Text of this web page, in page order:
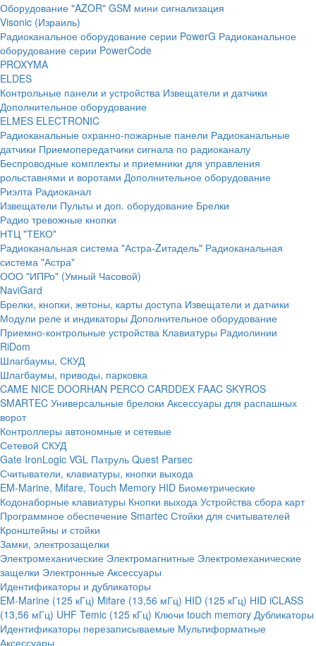
Оборудование "AZOR" GSM мини сигнализация
Visonic (Израиль)
Радиоканальное оборудование серии PowerG Радиоканальное
оборудование серии PowerCode
PROXYMA
ELDES
Контрольные панели и устройства Извещатели и датчики
Дополнительное оборудование
ELMES ELECTRONIC
Радиоканальные охранно-пожарные панели Радиоканальные
датчики Приемопередатчики сигнала по радиоканалу
Беспроводные комплекты и приемники для управления
рольставнями и воротами Дополнительное оборудование
Риэлта Радиоканал
Извещатели Пульты и доп. оборудование Брелки
Радио тревожные кнопки
НТЦ "ТЕКО"
Радиоканальная система "Астра-Zитадель" Радиоканальная
система "Астра"
ООО "ИПРо" (Умный Часовой)
NaviGard
Брелки, кнопки, жетоны, карты доступа Извещатели и датчики
Модули реле и индикаторы Дополнительное оборудование
Приемно-контрольные устройства Клавиатуры Радиолинии
RiDom
Шлагбаумы, СКУД
Шлагбаумы, приводы, парковка
CAME NICE DOORHAN PERCO CARDDEX FAAC SKYROS
SMARTEC Универсальные брелоки Аксессуары для распашных
ворот
Контроллеры автономные и сетевые
Сетевой СКУД
Gate IronLogic VGL Патруль Quest Parsec
Считыватели, клавиатуры, кнопки выхода
EM-Marine, Mifare, Touch Memory HID Биометрические
Кодонаборные клавиатуры Кнопки выхода Устройства сбора карт
Программное обеспечение Smartec Стойки для считывателей
Кронштейны и стойки
Замки, электрозащелки
Электромеханические Электромагнитные Электромеханические
защелки Электронные Аксессуары
Идентификаторы и дубликаторы
EM-Marine (125 кГц) Mifare (13,56 мГц) HID (125 кГц) HID iCLASS
(13,56 мГц) UHF Temic (125 кГц) Ключи touch memory Дубликаторы
Идентификаторы перезаписываемые Мультиформатные
Аксессуары